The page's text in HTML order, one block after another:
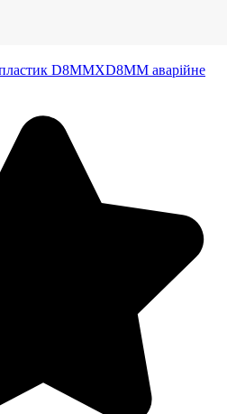
D8MMXD8MM аварійне